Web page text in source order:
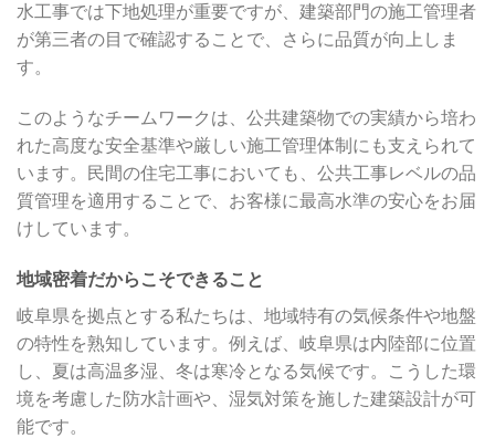
水工事では下地処理が重要ですが、建築部門の施工管理者
が第三者の目で確認することで、さらに品質が向上しま
す。
このようなチームワークは、公共建築物での実績から培わ
れた高度な安全基準や厳しい施工管理体制にも支えられて
います。民間の住宅工事においても、公共工事レベルの品
質管理を適用することで、お客様に最高水準の安心をお届
けしています。
地域密着だからこそできること
岐阜県を拠点とする私たちは、地域特有の気候条件や地盤
の特性を熟知しています。例えば、岐阜県は内陸部に位置
し、夏は高温多湿、冬は寒冷となる気候です。こうした環
境を考慮した防水計画や、湿気対策を施した建築設計が可
能です。